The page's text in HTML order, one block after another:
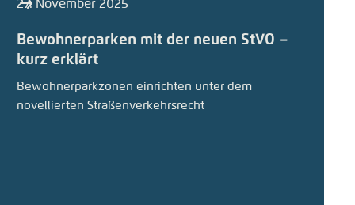
27. November 2025
Bewohnerparken mit der neuen StVO –
kurz erklärt
Bewohnerparkzonen einrichten unter dem
novellierten Straßenverkehrsrecht